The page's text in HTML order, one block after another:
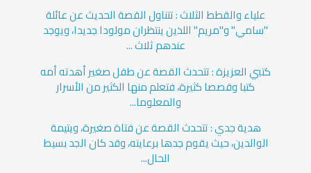
علياء والقطط الثلاث : تتناول القصة الحديث عن عائلة
"سامي" و"مريم" اللذين ينتظران مولودا جديدا، ويوجد
عندهم ثلاث ...
كتبي العزيزة : تتحدث القصة عن طفل صغير أهدته أمه
كتبا وقصصا كثيرة، فتعلم منها الكثير من الأسرار
والمعلوما...
هدية جدي : تتحدث القصة عن فتاة صغيرة، ويتيمة
الوالدين، حيث يقوم جدها برعايته، وقد كان الجد بسيط
الحال...